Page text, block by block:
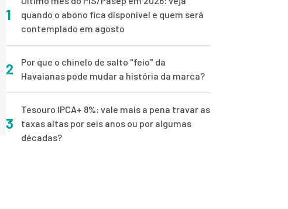
1
quando o abono fica disponível e quem será
contemplado em agosto
2
Por que o chinelo de salto "feio" da
Havaianas pode mudar a história da marca?
3
Tesouro IPCA+ 8%: vale mais a pena travar as
taxas altas por seis anos ou por algumas
décadas?